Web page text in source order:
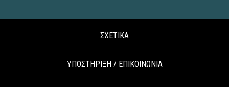
ΣΧΕΤΙΚΑ
ΥΠΟΣΤΗΡΙΞΗ / ΕΠΙΚΟΙΝΩΝΙΑ